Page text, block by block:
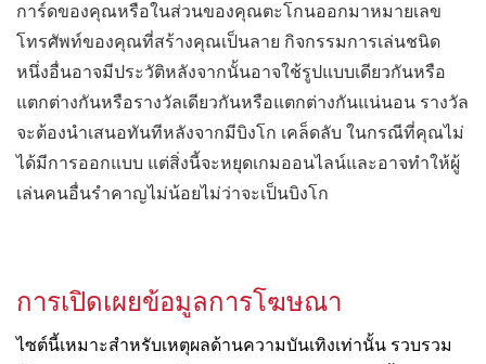
การ์ดของคุณหรือในส่วนของคุณตะโกนออกมาหมายเลข
โทรศัพท์ของคุณที่สร้างคุณเป็นลาย กิจกรรมการเล่นชนิด
หนึ่งอื่นอาจมีประวัติหลังจากนั้นอาจใช้รูปแบบเดียวกันหรือ
แตกต่างกันหรือรางวัลเดียวกันหรือแตกต่างกันแน่นอน รางวัล
จะต้องนำเสนอทันทีหลังจากมีบิงโก เคล็ดลับ ในกรณีที่คุณไม่
ได้มีการออกแบบ แต่สิ่งนี้จะหยุดเกมออนไลน์และอาจทำให้ผู้
เล่นคนอื่นรำคาญไม่น้อยไม่ว่าจะเป็นบิงโก
การเปิดเผยข้อมูลการโฆษณา
ไซต์นี้เหมาะสำหรับเหตุผลด้านความบันเทิงเท่านั้น รวบรวม